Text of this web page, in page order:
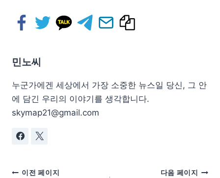
민노씨
누군가에겐 세상에서 가장 소중한 뉴스일 당신, 그 안
에 담긴 우리의 이야기를 생각합니다.
skymap21@gmail.com
이전 페이지 다음 페이지